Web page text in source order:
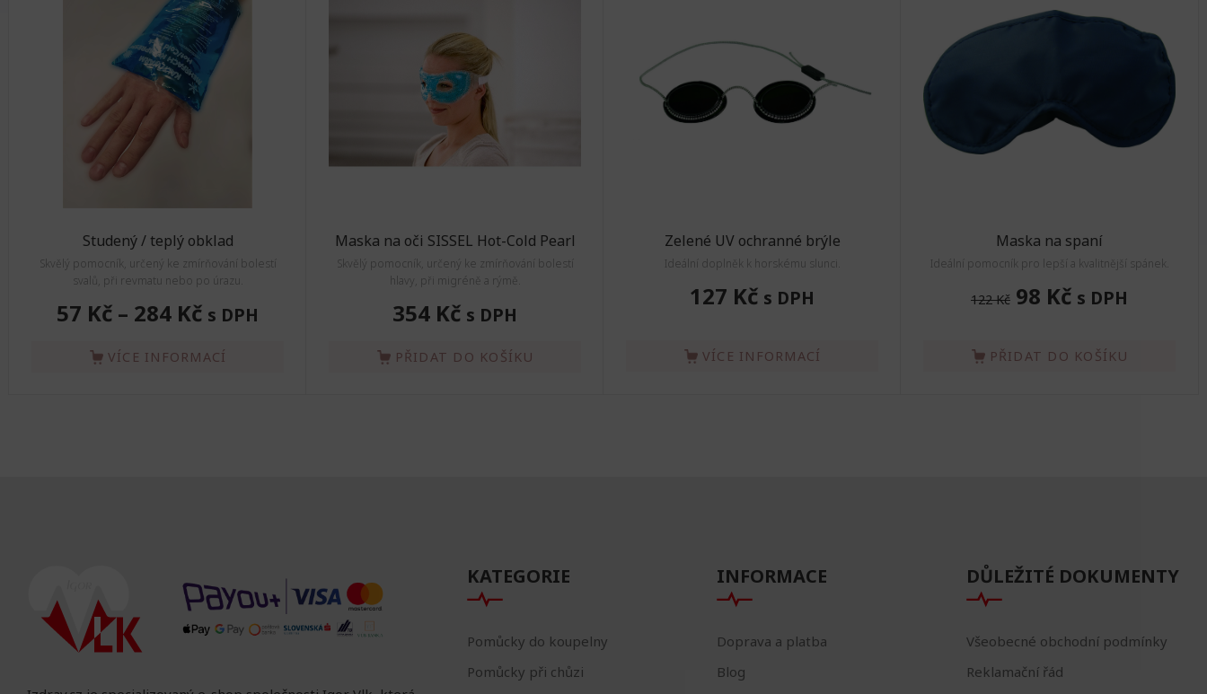
Studený / teplý obklad
Skvělý pomocník, určený ke zmírňování bolestí
svalů, při revmatu nebo po úrazu.
57 Kč – 284 Kč s DPH
VÍCE INFORMACÍ
Maska na oči SISSEL Hot-Cold Pearl
Skvělý pomocník, určený ke zmírňování bolestí
hlavy, při migréně a rýmě.
354 Kč s DPH
PŘIDAT DO KOŠÍKU
Zelené UV ochranné brýle
Ideální doplněk k horskému slunci.
127 Kč s DPH
VÍCE INFORMACÍ
Maska na spaní
Ideální pomocník pro lepší a kvalitnější spánek.
122 Kč 98 Kč s DPH
PŘIDAT DO KOŠÍKU
KATEGORIE
Pomůcky do koupelny
Pomůcky při chůzi
INFORMACE
Doprava a platba
Blog
DŮLEŽITÉ DOKUMENTY
Všeobecné obchodní podmínky
Reklamační řád